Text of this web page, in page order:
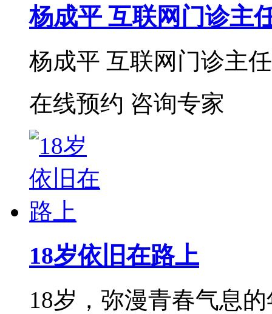
杨成平 互联网门诊主
杨成平 互联网门诊主
在线预约 咨询专家
18岁依旧在路上
18岁，弥漫青春气息